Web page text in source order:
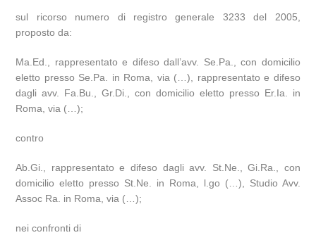
sul ricorso numero di registro generale 3233 del 2005,
proposto da:
Ma.Ed., rappresentato e difeso dall’avv. Se.Pa., con domicilio
eletto presso Se.Pa. in Roma, via (…), rappresentato e difeso
dagli avv. Fa.Bu., Gr.Di., con domicilio eletto presso Er.Ia. in
Roma, via (…);
contro
Ab.Gi., rappresentato e difeso dagli avv. St.Ne., Gi.Ra., con
domicilio eletto presso St.Ne. in Roma, l.go (…), Studio Avv.
Assoc Ra. in Roma, via (…);
nei confronti di